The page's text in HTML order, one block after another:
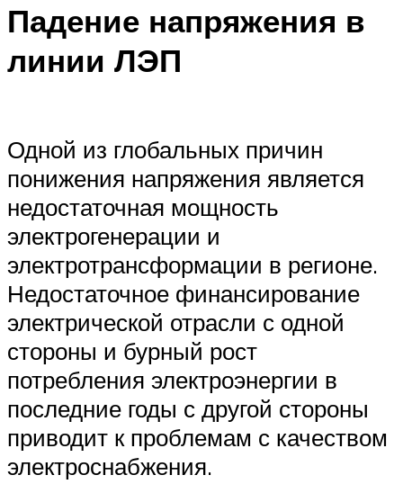
Падение напряжения в
линии ЛЭП
Одной из глобальных причин
понижения напряжения является
недостаточная мощность
электрогенерации и
электротрансформации в регионе.
Недостаточное финансирование
электрической отрасли с одной
стороны и бурный рост
потребления электроэнергии в
последние годы с другой стороны
приводит к проблемам с качеством
электроснабжения.